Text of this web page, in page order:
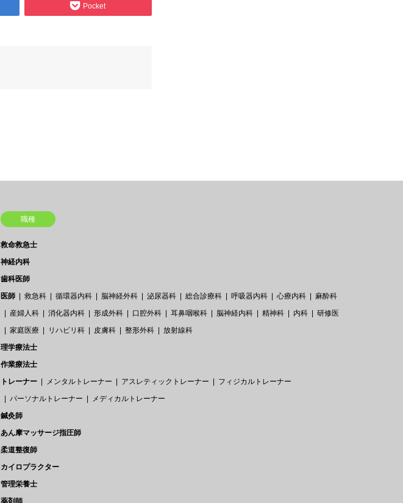
Pocket
職種
救命救急士
神経内科
歯科医師
医師
救急科 循環器内科 脳神経外科 泌尿器科 総合診療科 呼吸器内科 心療内科
麻酔科
産婦人科
消化器内科 形成外科 口腔外科 耳鼻咽喉科 脳神経内科 精神科 内科
研修医
家庭医療
リハビリ科 皮膚科 整形外科
放射線科
理学療法士
作業療法士
トレーナー
メンタルトレーナー アスレティックトレーナー
フィジカルトレーナー
パーソナルトレーナー
メディカルトレーナー
鍼灸師
あん摩マッサージ指圧師
柔道整復師
カイロプラクター
管理栄養士
薬剤師